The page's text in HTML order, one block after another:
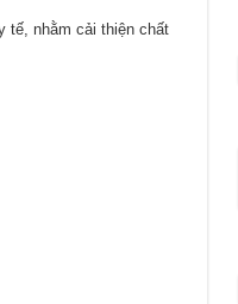
tế, nhằm cải thiện chất